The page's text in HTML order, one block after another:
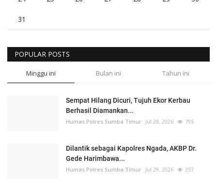
31
POPULAR POSTS
Minggu ini Bulan ini Tahun ini
Sempat Hilang Dicuri, Tujuh Ekor Kerbau
Berhasil Diamankan...
Humas Polres Sumba Timur Jul 28, 2026 795
Dilantik sebagai Kapolres Ngada, AKBP Dr.
Gede Harimbawa...
Humas Polres Sumba Timur Jul 29, 2026 357